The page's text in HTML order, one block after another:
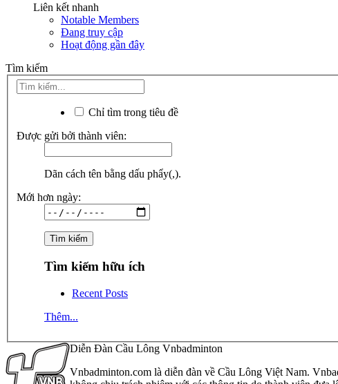
Liên kết nhanh
Notable Members
Đang truy cập
Hoạt động gần đây
Tìm kiếm
Chỉ tìm trong tiêu đề
Được gửi bởi thành viên:
Dãn cách tên bằng dấu phẩy(,).
Mới hơn ngày:
Tìm kiếm hữu ích
Recent Posts
Thêm...
Diễn Đàn Cầu Lông Vnbadminton
Vnbadminton.com là diễn đàn về Cầu Lông Việt Nam.